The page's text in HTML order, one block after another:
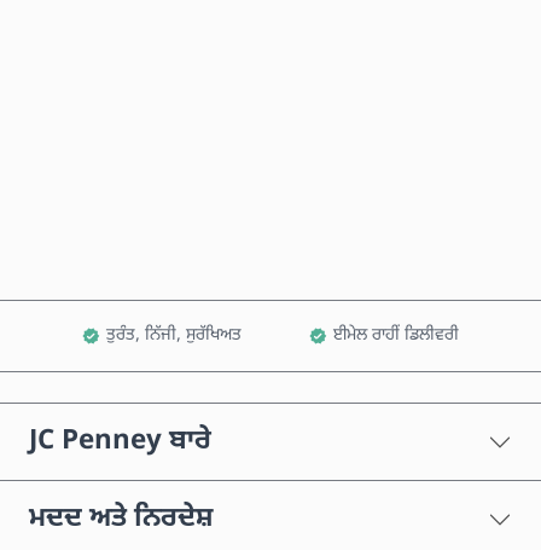
ਤੁਰੰਤ, ਨਿੱਜੀ, ਸੁਰੱਖਿਅਤ ਈਮੇਲ ਰਾਹੀਂ ਡਿਲੀਵਰੀ
JC Penney ਬਾਰੇ
ਮਦਦ ਅਤੇ ਨਿਰਦੇਸ਼